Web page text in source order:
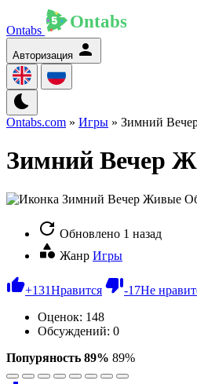
Ontabs
Авторизация
Ontabs.com » Игры » Зимний
Зимний Вечер
Обновлено 1 назад
Жанр Игры
+131Нравится -17Не
Оценок: 148
Обсуждений: 0
Попуряность 89% 89%